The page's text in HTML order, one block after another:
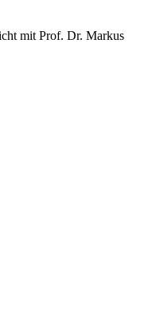
mit Prof. Dr. Markus